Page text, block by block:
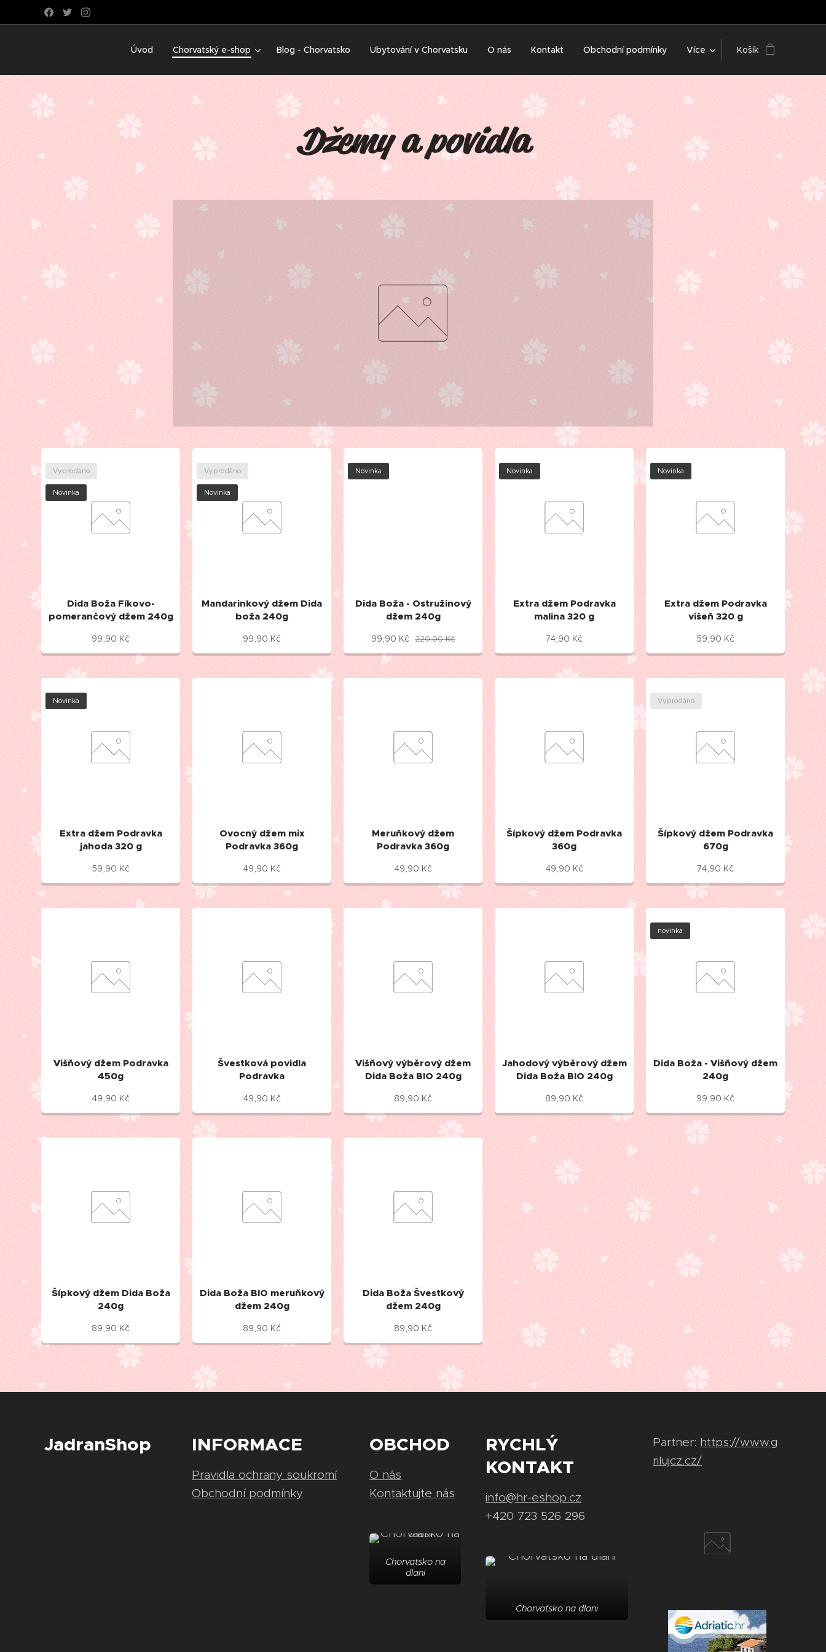
Úvod Chorvatský e-shop Blog - Chorvatsko Ubytování v Chorvatsku O nás Kontakt Obchodní podmínky Více Košík
Džemy a povidla
Dida Boža Fíkovo-
pomerančový džem 240g
Vyprodáno
Novinka
99,90 Kč
Mandarinkový džem Dida
boža 240g
Vyprodáno
Novinka
99,90 Kč
Dida Boža - Ostružinový
džem 240g
Novinka
99,90 Kč 220,00Kč
Extra džem Podravka
malina 320 g
Novinka
74,90 Kč
Extra džem Podravka
višeň 320 g
Novinka
59,90 Kč
Extra džem Podravka
jahoda 320 g
Novinka
59,90 Kč
Ovocný džem mix
Podravka 360g
49,90 Kč
Meruňkový džem
Podravka 360g
49,90 Kč
Šípkový džem Podravka
360g
49,90 Kč
Šípkový džem Podravka
670g
Vyprodáno
74,90 Kč
Višňový džem Podravka
450g
49,90 Kč
Švestková povidla
Podravka
49,90 Kč
Višňový výběrový džem
Dida Boža BIO 240g
89,90 Kč
Jahodový výběrový džem
Dida Boža BIO 240g
89,90 Kč
Dida Boža - Višňový džem
240g
novinka
99,90 Kč
Šípkový džem Dida Boža
240g
89,90 Kč
Dida Boža BIO meruňkový
džem 240g
89,90 Kč
Dida Boža Švestkový
džem 240g
89,90 Kč
JadranShop INFORMACE
Pravidla ochrany soukromí
Obchodní podmínky
OBCHOD
O nás
Kontaktujte nás
Chorvatsko na
dlani
RYCHLÝ
KONTAKT
info@hr-eshop.cz
+420 723 526 296
Chorvatsko na dlani
Partner: https://www.g
rilujcz.cz/